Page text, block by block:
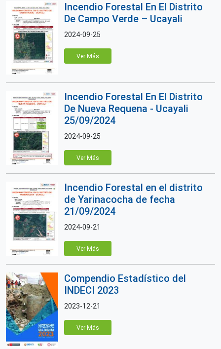
Incendio Forestal En El Distrito
De Campo Verde – Ucayali
2024-09-25
Ver Más
Incendio Forestal En El Distrito
De Nueva Requena - Ucayali
25/09/2024
2024-09-25
Ver Más
Incendio Forestal en el distrito
de Yarinacocha de fecha
21/09/2024
2024-09-21
Ver Más
Compendio Estadístico del
INDECI 2023
2023-12-21
Ver Más